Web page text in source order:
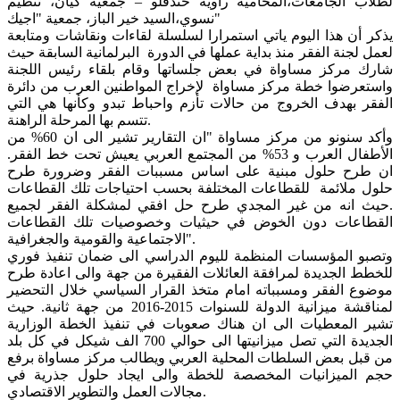
نسوي،السيد خير الباز، جمعية "اجيك"
يذكر أن هذا اليوم ياتي استمرارا لسلسلة لقاءات ونقاشات ومتابعة
لعمل لجنة الفقر منذ بداية عملها في الدورة البرلمانية السابقة حيث
شارك مركز مساواة في بعض جلساتها وقام بلقاء رئيس اللجنة
واستعرضوا خطة مركز مساواة لإخراج المواطنين العرب من دائرة
الفقر بهدف الخروج من حالات تأزم واحباط تبدو وكأنها هي التي
تتسم بها المرحلة الراهنة.
وأكد سنونو من مركز مساواة "ان التقارير تشير الى ان 60% من
الأطفال العرب و 53% من المجتمع العربي يعيش تحت خط الفقر.
ان طرح حلول مبنية على اساس مسببات الفقر وضرورة طرح
حلول ملائمة للقطاعات المختلفة بحسب احتياجات تلك القطاعات
.حيث انه من غير المجدي طرح حل افقي لمشكلة الفقر لجميع
القطاعات دون الخوض في حيثيات وخصوصيات تلك القطاعات
الاجتماعية والقومية والجغرافية".
وتصبو المؤسسات المنظمة لليوم الدراسي الى ضمان تنفيذ فوري
للخطط الجديدة لمرافقة العائلات الفقيرة من جهة والى اعادة طرح
موضوع الفقر ومسبباته امام متخذ القرار السياسي خلال التحضير
لمناقشة ميزانية الدولة للسنوات 2015-2016 من جهة ثانية. حيث
تشير المعطيات الى ان هناك صعوبات في تنفيذ الخطة الوزارية
الجديدة التي تصل ميزانيتها الى حوالي 700 الف شيكل في كل بلد
من قبل بعض السلطات المحلية العربي ويطالب مركز مساواة برفع
حجم الميزانيات المخصصة للخطة والى ايجاد حلول جذرية في
مجالات العمل والتطوير الاقتصادي.